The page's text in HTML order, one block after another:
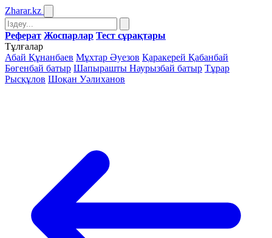
Zharar.kz
Реферат Жоспарлар Тест сұрақтары
Тұлғалар
Абай Құнанбаев Мұхтар Әуезов Қаракерей Қабанбай
Бөгенбай батыр Шапырашты Наурызбай батыр Тұрар
Рысқұлов Шоқан Уәлиханов